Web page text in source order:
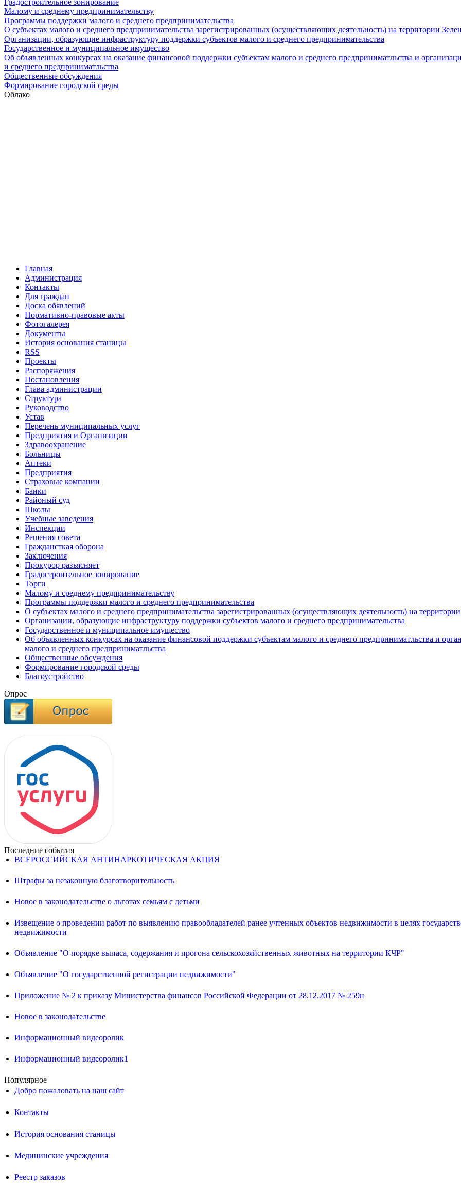
Градостроительное зонирование
Малому и среднему предпринимательству
Программы поддержки малого и среднего предпринимательства
О субъектах малого и среднего предпринимательства зарегистрированных (осуществляющих деятельность) на территории
Организации, образующие инфраструктуру поддержки субъектов малого и среднего предпринимательства
Государственное и муниципальное имущество
Об объявленных конкурсах на оказание финансовой поддержки субъектам малого и среднего предприниматльства и
и среднего предприниматльства
Общественные обсуждения
Формирование городской среды
Облако
Главная
Администрация
Контакты
Для граждан
Доска обявлений
Нормативно-правовые акты
Фотогалерея
Документы
История основания станицы
RSS
Проекты
Распоряжения
Постановления
Глава администрации
Структура
Руководство
Устав
Перечень муниципальных услуг
Предприятия и Организации
Здравоохранение
Больницы
Аптеки
Предприятия
Страховые компании
Банки
Районый суд
Школы
Учебные заведения
Инспекции
Решения совета
Граждансткая оборона
Заключения
Прокурор разъясняет
Градостроительное зонирование
Торги
Малому и среднему предпринимательству
Программы поддержки малого и среднего предпринимательства
О субъектах малого и среднего предпринимательства зарегистрированных (осуществляющих деятельность) на
Организации, образующие инфраструктуру поддержки субъектов малого и среднего предпринимательства
Государственное и муниципальное имущество
Об объявленных конкурсах на оказание финансовой поддержки субъектам малого и среднего предприниматльства и
малого и среднего предприниматльства
Общественные обсуждения
Формирование городской среды
Благоустройство
Опрос
Последние события
ВСЕРОССИЙСКАЯ АНТИНАРКОТИЧЕСКАЯ АКЦИЯ
Штрафы за незаконную благотворительность
Новое в законодательстве о льготах семьям с детьми
Извещение о проведении работ по выявлению правообладателей ранее учтенных объектов недвижимости в целях
недвижимости
Объявление "О порядке выпаса, содержания и прогона сельскохозяйственных животных на территории КЧР"
Объявление "О государственной регистрации недвижимости"
Приложение № 2 к приказу Министерства финансов Российской Федерации от 28.12.2017 № 259н
Новое в законодательстве
Информационный видеоролик
Информационный видеоролик1
Популярное
Добро пожаловать на наш сайт
Контакты
История основания станицы
Медицинские учреждения
Реестр заказов